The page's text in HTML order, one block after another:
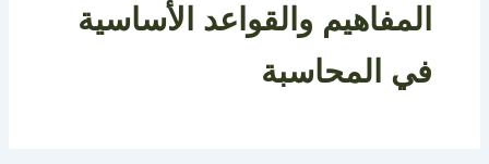
المفاهيم والقواعد الأساسية
في المحاسبة